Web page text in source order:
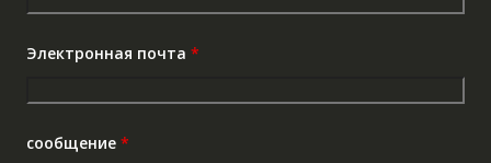
Электронная почта *
сообщение *